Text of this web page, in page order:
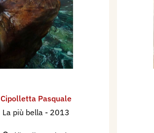
Cipolletta Pasquale
La più bella - 2013